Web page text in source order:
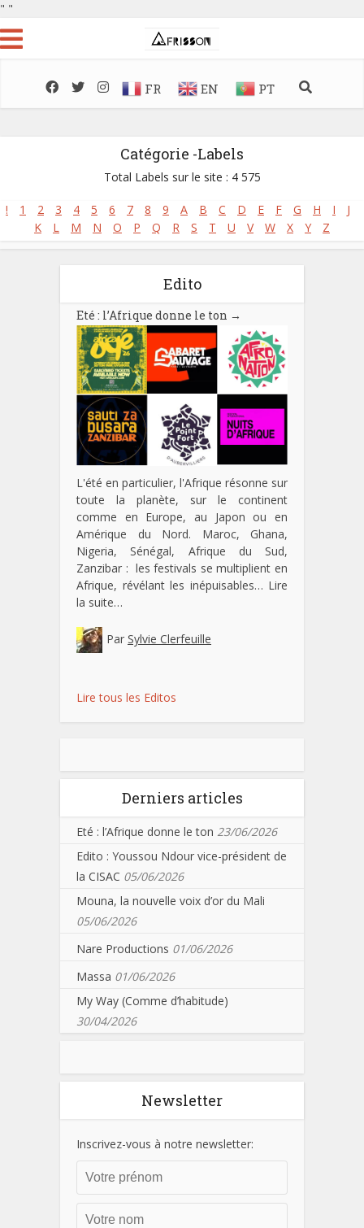
" "
FR EN PT
Catégorie -Labels
Total Labels sur le site : 4 575
! 1 2 3 4 5 6 7 8 9 A B C D E F G H I
J
K
L M N O P Q R S T U V W X Y Z
Edito
Eté : l’Afrique donne le ton →
L'été en particulier, l'Afrique résonne sur
toute la planète, sur le continent
comme en Europe, au Japon ou en
Amérique du Nord. Maroc, Ghana,
Nigeria, Sénégal, Afrique du Sud,
Zanzibar : les festivals se multiplient en
Afrique, révélant les inépuisables… Lire
la suite…
Par Sylvie Clerfeuille
Lire tous les Editos
Derniers articles
Eté : l’Afrique donne le ton 23/06/2026
Edito : Youssou Ndour vice-président de
la CISAC 05/06/2026
Mouna, la nouvelle voix d’or du Mali
05/06/2026
Nare Productions 01/06/2026
Massa 01/06/2026
My Way (Comme d’habitude)
30/04/2026
Newsletter
Inscrivez-vous à notre newsletter: